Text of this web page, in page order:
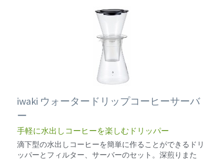
iwaki ウォータードリップコーヒーサーバ
ー
手軽に水出しコーヒーを楽しむドリッパー
滴下型の水出しコーヒーを簡単に作ることができるドリ
ッパーとフィルター、サーバーのセット。深煎りまた